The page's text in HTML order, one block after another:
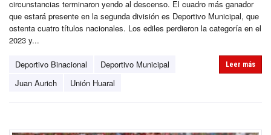
circunstancias terminaron yendo al descenso. El cuadro más ganador
que estará presente en la segunda división es Deportivo Municipal, que
ostenta cuatro títulos nacionales. Los ediles perdieron la categoría en el
2023 y...
Deportivo Binacional
Deportivo Municipal
Juan Aurich
Unión Huaral
Leer más